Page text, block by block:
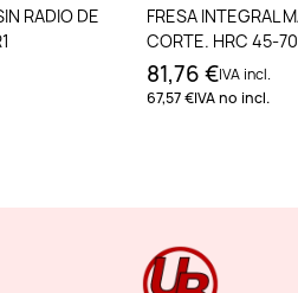
RADIO DE
FRESA INTEGRAL
CORTE. HRC 45-
81,76 €IVA incl.
67,57 €IVA no incl.